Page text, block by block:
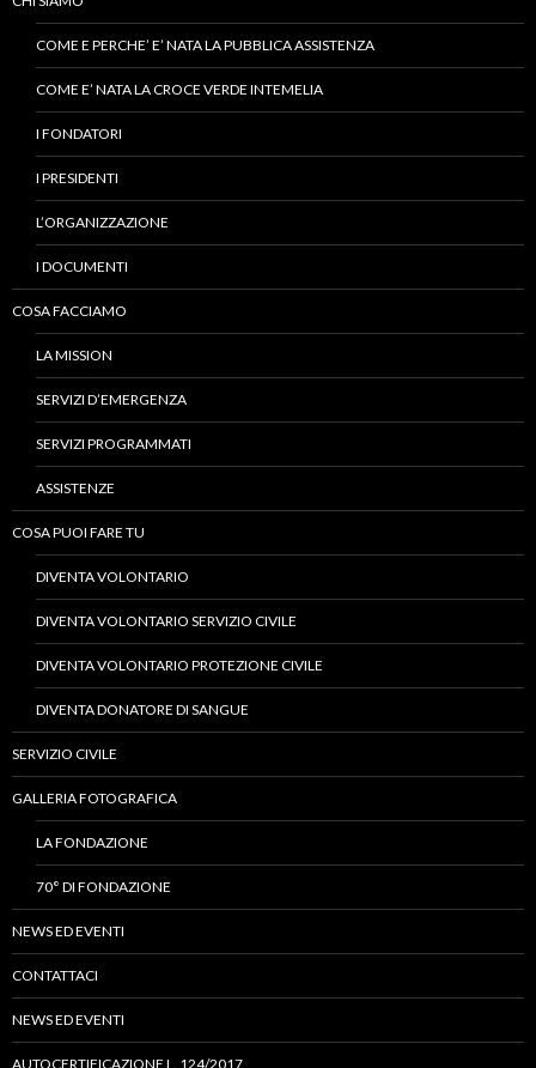
COME E PERCHE’ E’ NATA LA PUBBLICA ASSISTENZA
COME E’ NATA LA CROCE VERDE INTEMELIA
I FONDATORI
I PRESIDENTI
L’ORGANIZZAZIONE
I DOCUMENTI
COSA FACCIAMO
LA MISSION
SERVIZI D’EMERGENZA
SERVIZI PROGRAMMATI
ASSISTENZE
COSA PUOI FARE TU
DIVENTA VOLONTARIO
DIVENTA VOLONTARIO SERVIZIO CIVILE
DIVENTA VOLONTARIO PROTEZIONE CIVILE
DIVENTA DONATORE DI SANGUE
SERVIZIO CIVILE
GALLERIA FOTOGRAFICA
LA FONDAZIONE
70° DI FONDAZIONE
NEWS ED EVENTI
CONTATTACI
NEWS ED EVENTI
AUTOCERTIFICAZIONE L. 124/2017